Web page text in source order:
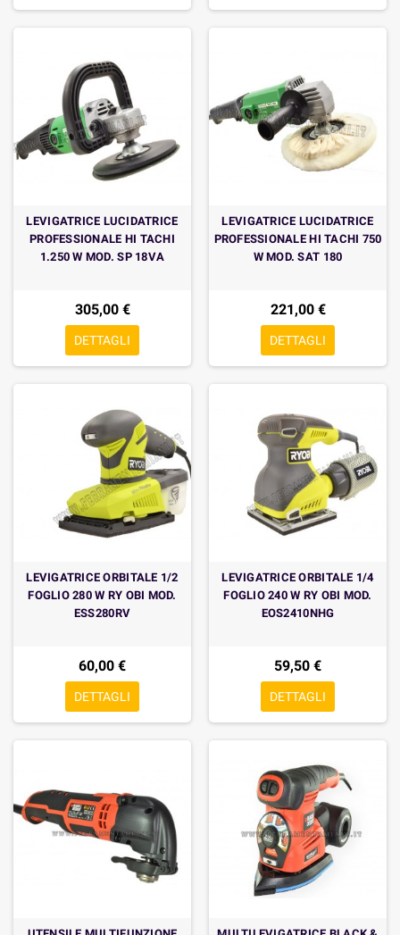
LEVIGATRICE LUCIDATRICE
PROFESSIONALE HI TACHI
1.250 W MOD. SP 18VA
305,00 €
DETTAGLI
LEVIGATRICE LUCIDATRICE
PROFESSIONALE HI TACHI 750
W MOD. SAT 180
221,00 €
DETTAGLI
LEVIGATRICE ORBITALE 1/2
FOGLIO 280 W RY OBI MOD.
ESS280RV
60,00 €
DETTAGLI
LEVIGATRICE ORBITALE 1/4
FOGLIO 240 W RY OBI MOD.
EOS2410NHG
59,50 €
DETTAGLI